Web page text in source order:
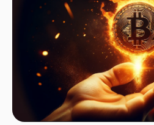
COO는 미국 듀크대에서 수학·컴퓨터를 전
취득했다. IBM에선 마케팅 최고책임자, 세
최고책임자를 역임한 뒤 소셜 비즈니스 분
선정한 '소셜미디어에서 가장 영향력 있는
‘극단적인 혁신: 목적과 이익을 위한 3가
Superpowers for Purpose and Profit)’을